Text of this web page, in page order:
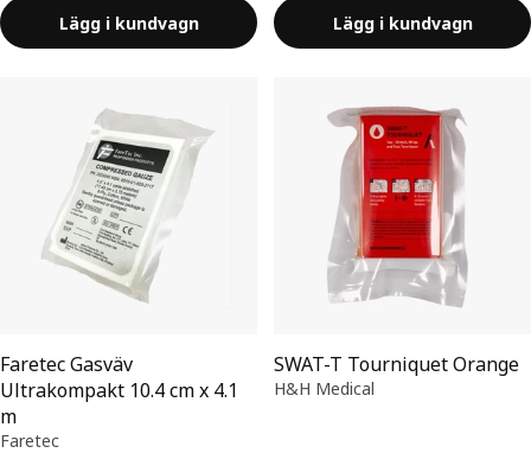
Lägg i kundvagn Lägg i kundvagn
Faretec Gasväv
Ultrakompakt 10.4 cm x 4.1
m
Faretec
SWAT-T Tourniquet Orange
H&H Medical